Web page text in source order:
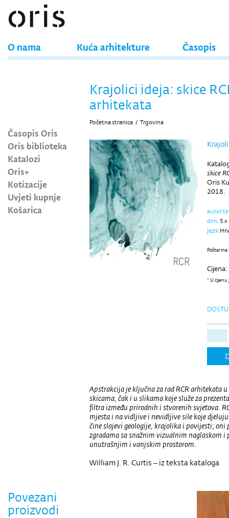
O nama Kuća arhitekture Časopis
Časopis Oris
Oris biblioteka
Katalozi
Oris+
Kotizacije
Uvjeti kupnje
Košarica
Krajolici ideja: skice
arhitekata
Početna stranica / Trgovina
skice
Oris
2018.
autor
dim.5
jezik
Cijena:
* U cijenu
Apstrakcija je ključna za rad RCR arhitekata
skicama, čak i u slikama koje služe za
filtra između prirodnih i stvorenih svjetova.
mjesta i na vidljive i nevidljive sile koje
čine slojevi geologije, krajolika i povijesti;
zgradama sa snažnim vizualnim naglaskom i
unutrašnjim i vanjskim prostorom.
William J. R. Curtis – iz teksta kataloga
Povezani
proizvodi